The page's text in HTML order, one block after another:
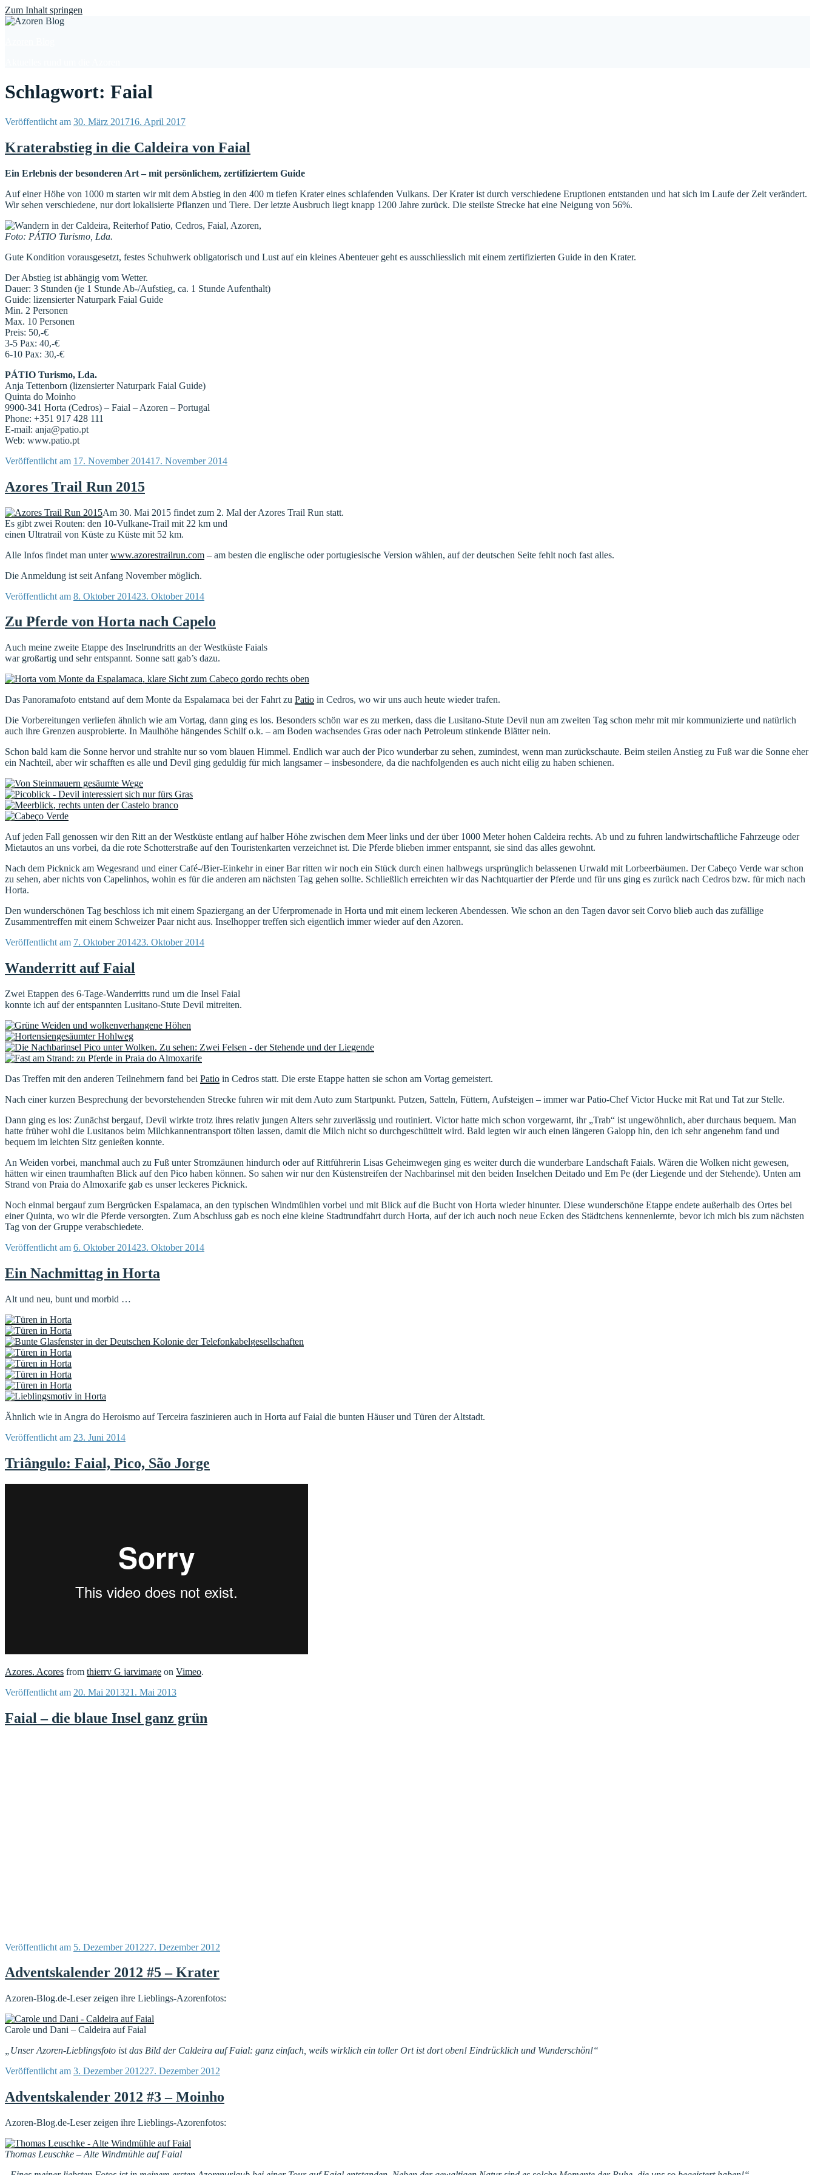
Zum Inhalt springen
Schlagwort: Faial
Veröffentlicht am 30. März 201716. April 2017
Kraterabstieg in die Caldeira von Faial
Ein Erlebnis der besonderen Art – mit persönlichem, zertifiziertem Guide
Auf einer Höhe von 1000 m starten wir mit dem Abstieg in den 400 m tiefen Krater eines schlafenden Vulkans. Der Krater ist durch verschiedene Eruptionen entstanden und hat sich im Laufe der Zeit verändert.
Wir sehen verschiedene, nur dort lokalisierte Pflanzen und Tiere. Der letzte Ausbruch liegt knapp 1200 Jahre zurück. Die steilste Strecke hat eine Neigung von 56%.
Foto: PÁTIO Turismo, Lda.
Gute Kondition vorausgesetzt, festes Schuhwerk obligatorisch und Lust auf ein kleines Abenteuer geht es ausschliesslich mit einem zertifizierten Guide in den Krater.
Der Abstieg ist abhängig vom Wetter.
Dauer: 3 Stunden (je 1 Stunde Ab-/Aufstieg, ca. 1 Stunde Aufenthalt)
Guide: lizensierter Naturpark Faial Guide
Min. 2 Personen
Max. 10 Personen
Preis: 50,-€
3-5 Pax: 40,-€
6-10 Pax: 30,-€
PÁTIO Turismo, Lda.
Anja Tettenborn (lizensierter Naturpark Faial Guide)
Quinta do Moinho
9900-341 Horta (Cedros) – Faial – Azoren – Portugal
Phone: +351 917 428 111
E-mail: anja@patio.pt
Web: www.patio.pt
Veröffentlicht am 17. November 201417. November 2014
Azores Trail Run 2015
Am 30. Mai 2015 findet zum 2. Mal der Azores Trail Run statt.
Es gibt zwei Routen: den 10-Vulkane-Trail mit 22 km und
einen Ultratrail von Küste zu Küste mit 52 km.
Alle Infos findet man unterwww.azorestrailrun.com – am besten die englische oder portugiesische Version wählen, auf der deutschen Seite fehlt noch fast alles.
Die Anmeldung ist seit Anfang November möglich.
Veröffentlicht am 8. Oktober 201423. Oktober 2014
Zu Pferde von Horta nach Capelo
Auch meine zweite Etappe des Inselrundritts an der Westküste Faials
war großartig und sehr entspannt. Sonne satt gab’s dazu.
Das Panoramafoto entstand auf dem Monte da Espalamaca bei der Fahrt zu Patio in Cedros, wo wir uns auch heute wieder trafen.
Die Vorbereitungen verliefen ähnlich wie am Vortag, dann ging es los. Besonders schön war es zu merken, dass die Lusitano-Stute Devil nun am zweiten Tag schon mehr mit mir kommunizierte und natürlich
auch ihre Grenzen ausprobierte. In Maulhöhe hängendes Schilf o.k. – am Boden wachsendes Gras oder nach Petroleum stinkende Blätter nein.
Schon bald kam die Sonne hervor und strahlte nur so vom blauen Himmel. Endlich war auch der Pico wunderbar zu sehen, zumindest, wenn man zurückschaute. Beim steilen Anstieg zu Fuß war die Sonne eher
ein Nachteil, aber wir schafften es alle und Devil ging geduldig für mich langsamer – insbesondere, da die nachfolgenden es auch nicht eilig zu haben schienen.
Auf jeden Fall genossen wir den Ritt an der Westküste entlang auf halber Höhe zwischen dem Meer links und der über 1000 Meter hohen Caldeira rechts. Ab und zu fuhren landwirtschaftliche Fahrzeuge oder
Mietautos an uns vorbei, da die rote Schotterstraße auf den Touristenkarten verzeichnet ist. Die Pferde blieben immer entspannt, sie sind das alles gewohnt.
Nach dem Picknick am Wegesrand und einer Café-/Bier-Einkehr in einer Bar ritten wir noch ein Stück durch einen halbwegs ursprünglich belassenen Urwald mit Lorbeerbäumen. Der Cabeço Verde war schon
zu sehen, aber nichts von Capelinhos, wohin es für die anderen am nächsten Tag gehen sollte. Schließlich erreichten wir das Nachtquartier der Pferde und für uns ging es zurück nach Cedros bzw. für mich nach
Horta.
Den wunderschönen Tag beschloss ich mit einem Spaziergang an der Uferpromenade in Horta und mit einem leckeren Abendessen. Wie schon an den Tagen davor seit Corvo blieb auch das zufällige
Zusammentreffen mit einem Schweizer Paar nicht aus. Inselhopper treffen sich eigentlich immer wieder auf den Azoren.
Veröffentlicht am 7. Oktober 201423. Oktober 2014
Wanderritt auf Faial
Zwei Etappen des 6-Tage-Wanderritts rund um die Insel Faial
konnte ich auf der entspannten Lusitano-Stute Devil mitreiten.
Das Treffen mit den anderen Teilnehmern fand bei Patio in Cedros statt. Die erste Etappe hatten sie schon am Vortag gemeistert.
Nach einer kurzen Besprechung der bevorstehenden Strecke fuhren wir mit dem Auto zum Startpunkt. Putzen, Satteln, Füttern, Aufsteigen – immer war Patio-Chef Victor Hucke mit Rat und Tat zur Stelle.
Dann ging es los: Zunächst bergauf, Devil wirkte trotz ihres relativ jungen Alters sehr zuverlässig und routiniert. Victor hatte mich schon vorgewarnt, ihr „Trab“ ist ungewöhnlich, aber durchaus bequem. Man
hatte früher wohl die Lusitanos beim Milchkannentransport tölten lassen, damit die Milch nicht so durchgeschüttelt wird. Bald legten wir auch einen längeren Galopp hin, den ich sehr angenehm fand und
bequem im leichten Sitz genießen konnte.
An Weiden vorbei, manchmal auch zu Fuß unter Stromzäunen hindurch oder auf Rittführerin Lisas Geheimwegen ging es weiter durch die wunderbare Landschaft Faials. Wären die Wolken nicht gewesen,
hätten wir einen traumhaften Blick auf den Pico haben können. So sahen wir nur den Küstenstreifen der Nachbarinsel mit den beiden Inselchen Deitado und Em Pe (der Liegende und der Stehende). Unten am
Strand von Praia do Almoxarife gab es unser leckeres Picknick.
Noch einmal bergauf zum Bergrücken Espalamaca, an den typischen Windmühlen vorbei und mit Blick auf die Bucht von Horta wieder hinunter. Diese wunderschöne Etappe endete außerhalb des Ortes bei
einer Quinta, wo wir die Pferde versorgten. Zum Abschluss gab es noch eine kleine Stadtrundfahrt durch Horta, auf der ich auch noch neue Ecken des Städtchens kennenlernte, bevor ich mich bis zum nächsten
Tag von der Gruppe verabschiedete.
Veröffentlicht am 6. Oktober 201423. Oktober 2014
Ein Nachmittag in Horta
Alt und neu, bunt und morbid …
Ähnlich wie in Angra do Heroismo auf Terceira faszinieren auch in Horta auf Faial die bunten Häuser und Türen der Altstadt.
Veröffentlicht am 23. Juni 2014
Triângulo: Faial, Pico, São Jorge
Azores, Açores from thierry G jarvimage on Vimeo.
Veröffentlicht am 20. Mai 201321. Mai 2013
Faial – die blaue Insel ganz grün
Veröffentlicht am 5. Dezember 201227. Dezember 2012
Adventskalender 2012 #5 – Krater
Azoren-Blog.de-Leser zeigen ihre Lieblings-Azorenfotos:
Carole und Dani – Caldeira auf Faial
„Unser Azoren-Lieblingsfoto ist das Bild der Caldeira auf Faial: ganz einfach, weils wirklich ein toller Ort ist dort oben! Eindrücklich und Wunderschön!“
Veröffentlicht am 3. Dezember 201227. Dezember 2012
Adventskalender 2012 #3 – Moinho
Azoren-Blog.de-Leser zeigen ihre Lieblings-Azorenfotos:
Thomas Leuschke – Alte Windmühle auf Faial